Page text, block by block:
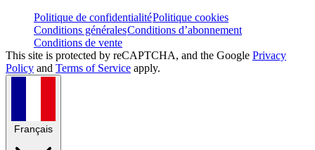
Politique de confidentialitéPolitique cookies
Conditions généralesConditions d’abonnement
Conditions de vente
This site is protected by reCAPTCHA, and the Google Privacy
Policy and Terms of Service apply.
Français